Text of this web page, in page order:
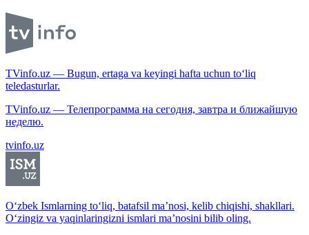
TVinfo.uz — Bugun, ertaga va keyingi hafta uchun to‘liq
teledasturlar.
TVinfo.uz — Телепрограмма на сегодня, завтра и ближайшую
неделю.
tvinfo.uz
O‘zbek Ismlarning to‘liq, batafsil ma’nosi, kelib chiqishi, shakllari.
O‘zingiz va yaqinlaringizni ismlari ma’nosini bilib oling.